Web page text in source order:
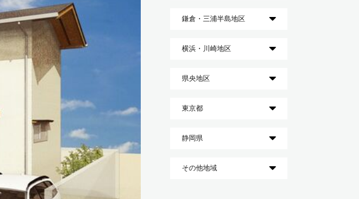
鎌倉・三浦半島地区
横浜・川崎地区
県央地区
東京都
静岡県
その他地域